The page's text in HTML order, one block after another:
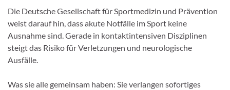
Die Deutsche Gesellschaft für Sportmedizin und Prävention
weist darauf hin, dass akute Notfälle im Sport keine
Ausnahme sind. Gerade in kontaktintensiven Disziplinen
steigt das Risiko für Verletzungen und neurologische
Ausfälle.
Was sie alle gemeinsam haben: Sie verlangen sofortiges